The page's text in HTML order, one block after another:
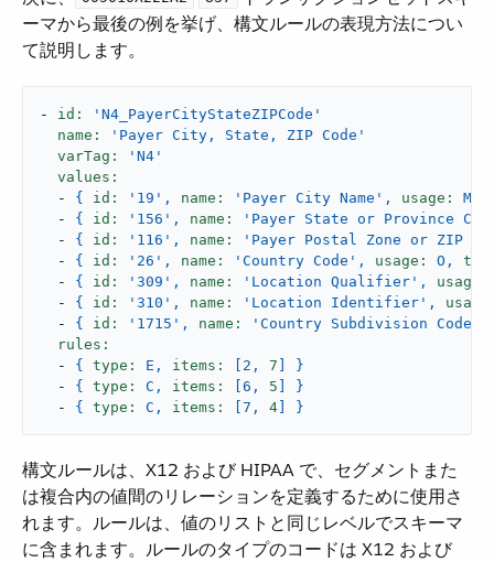
ーマから最後の例を挙げ、構文ルールの表現方法につい
て説明します。
- id:
'N4_PayerCityStateZIPCode'
name:
'Payer City, State, ZIP Code'
varTag:
'N4'
values:
-
{ id: '19' , name: 'Payer City Name' , usage: M,
-
{ id: '156' , name:
'Payer State or Province
-
{ id: '116' , name:
'Payer Postal Zone or ZIP
-
{ id: '26' , name: 'Country Code' , usage: O,
-
{ id: '309' , name: 'Location Qualifier' ,
usage:
-
{ id: '310' , name: 'Location Identifier' ,
-
{ id: '1715' , name: 'Country Subdivision Code'
rules:
-
{ type: E, items: [2, 7
}
-
{ type: C, items: [6, 5
}
-
{ type: C, items: [7, 4 }
構文ルールは、X12 および HIPAA で、セグメントまた
は複合内の値間のリレーションを定義するために使用さ
れます。ルールは、値のリストと同じレベルでスキーマ
に含まれます。ルールのタイプのコードは X12 および